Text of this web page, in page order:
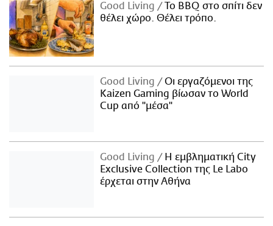
Good Living
Το BBQ στο σπίτι δεν
θέλει χώρο. Θέλει τρόπο.
Good Living
Οι εργαζόμενοι της
Kaizen Gaming βίωσαν το World
Cup από "μέσα"
Good Living
Η εμβληματική City
Exclusive Collection της Le Labo
έρχεται στην Αθήνα